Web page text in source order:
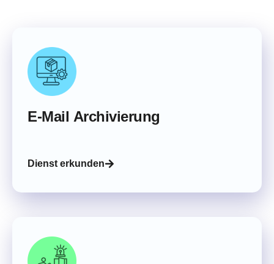
E-Mail Archivierung
Dienst erkunden